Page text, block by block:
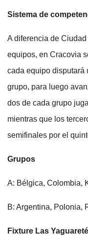
Sistema de
A diferencia de
equipos, en Cracovia
cada equipo disputará
grupo, para luego
dos de cada grupo
mientras que los
semifinales por el
Grupos
A: Bélgica, Colombia,
B: Argentina, Polonia,
Fixture Las